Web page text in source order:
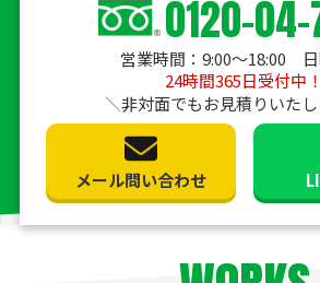
0120-
営業時間：9:00〜18:00
24時間365日受付中！
非対面でもお見積りいたし
メール問い合わせ